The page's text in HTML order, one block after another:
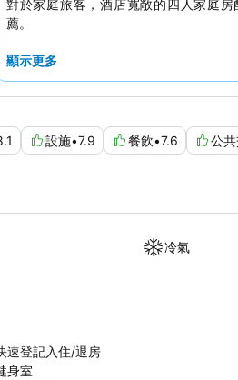
對於家庭旅客，酒店寬敞的四人家庭
薦。
顯示更多
設施•7.9 餐飲•7.6 公
冷氣
速登記入住/退房
身室